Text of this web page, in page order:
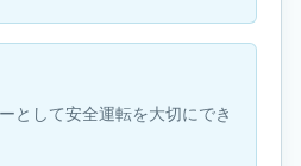
として安全運転を大切にでき